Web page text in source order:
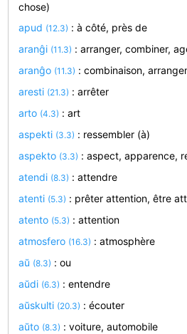
chose)
apud (12.3) : à côté, près de
aranĝi (11.3) : arranger, combiner,
aranĝo (11.3) : combinaison,
aresti (21.3) : arrêter
arto (4.3) : art
aspekti (3.3) : ressembler (à)
aspekto (3.3) : aspect, apparence,
atendi (8.3) : attendre
atenti (5.3) : prêter attention, être
atento (5.3) : attention
atmosfero (16.3) : atmosphère
aŭ (8.3) : ou
aŭdi (6.3) : entendre
aŭskulti (20.3) : écouter
aŭto (8.3) : voiture, automobile